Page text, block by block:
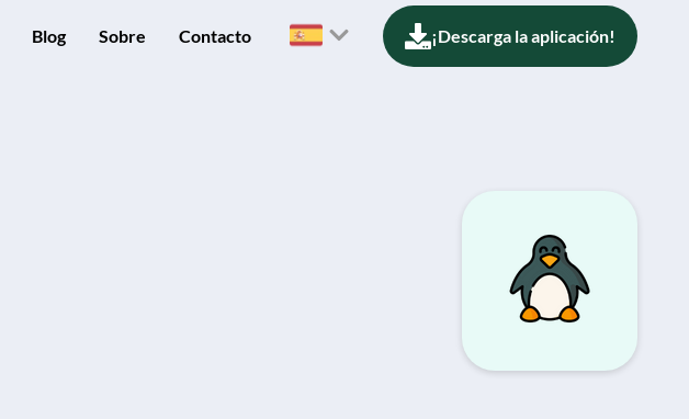
Blog Sobre Contacto ¡Descarga la aplicación!